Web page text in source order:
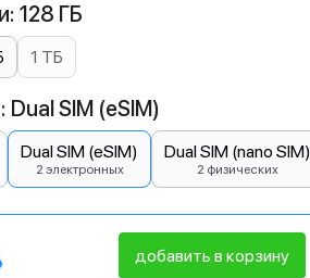
128 ГБ
1 ТБ
SIM (eSIM)
Dual SIM (eSIM)
2 электронных
Dual SIM (nano SIM)
2 физических
добавить в корзину